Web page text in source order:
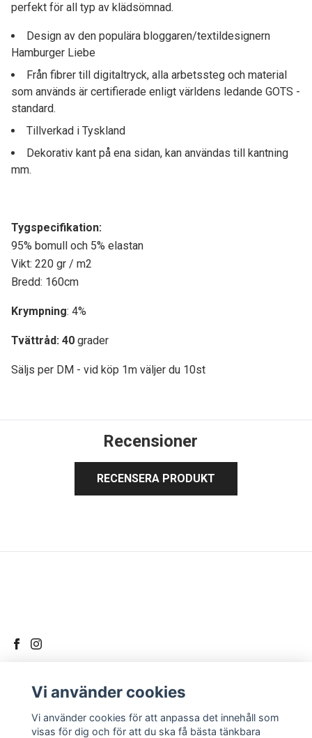
perfekt för all typ av klädsömnad.
Design av den populära bloggaren/textildesignern
Hamburger Liebe
Från fibrer till digitaltryck, alla arbetssteg och material
som används är certifierade enligt världens ledande GOTS -
standard.
Tillverkad i Tyskland
Dekorativ kant på ena sidan, kan användas till kantning
mm.
Tygspecifikation:
95% bomull och 5% elastan
Vikt: 220 gr / m2
Bredd: 160cm
Krympning: 4%
Tvättråd: 40 grader
Säljs per DM - vid köp 1m väljer du 10st
Recensioner
RECENSERA PRODUKT
Kontakt
Vi använder cookies
Vi använder cookies för att anpassa det innehåll som
visas för dig och för att du ska få bästa tänkbara